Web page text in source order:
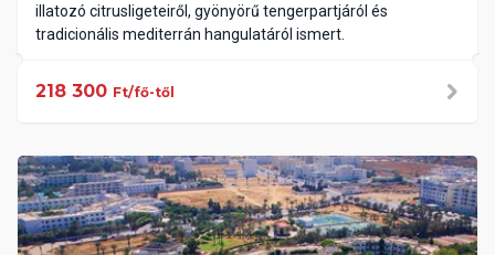
illatozó citrusligeteiről, gyönyörű tengerpartjáról és
tradicionális mediterrán hangulatáról ismert.
218 300 Ft/fő-től